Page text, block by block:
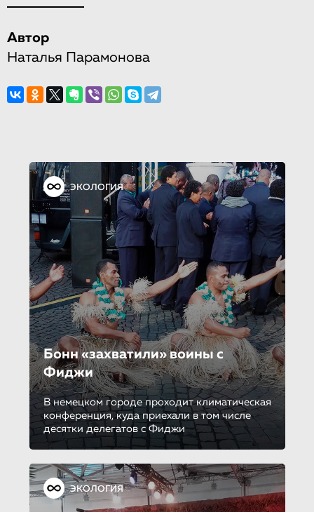
Автор
Наталья Парамонова
ЭКОЛОГИЯ
Бонн «захва­ти­ли» воины с
Фиджи
В немецком городе проходит климатическая
конференция, куда приехали в том числе
десятки делегатов с Фиджи
ЭКОЛОГИЯ